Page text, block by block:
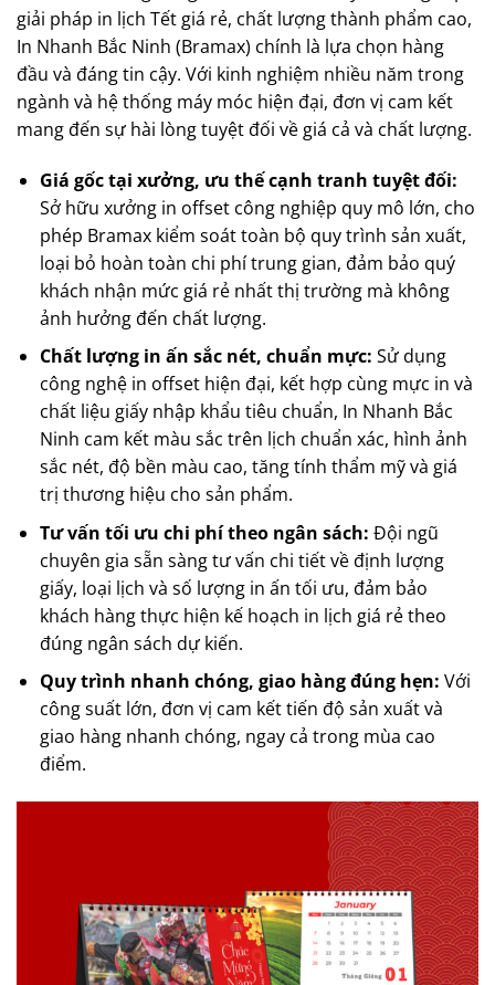
giải pháp in lịch Tết giá rẻ, chất lượng thành phẩm cao,
In Nhanh Bắc Ninh (Bramax) chính là lựa chọn hàng
đầu và đáng tin cậy. Với kinh nghiệm nhiều năm trong
ngành và hệ thống máy móc hiện đại, đơn vị cam kết
mang đến sự hài lòng tuyệt đối về giá cả và chất lượng.
Giá gốc tại xưởng, ưu thế cạnh tranh tuyệt đối:
Sở hữu xưởng in offset công nghiệp quy mô lớn, cho
phép Bramax kiểm soát toàn bộ quy trình sản xuất,
loại bỏ hoàn toàn chi phí trung gian, đảm bảo quý
khách nhận mức giá rẻ nhất thị trường mà không
ảnh hưởng đến chất lượng.
Chất lượng in ấn sắc nét, chuẩn mực: Sử dụng
công nghệ in offset hiện đại, kết hợp cùng mực in và
chất liệu giấy nhập khẩu tiêu chuẩn, In Nhanh Bắc
Ninh cam kết màu sắc trên lịch chuẩn xác, hình ảnh
sắc nét, độ bền màu cao, tăng tính thẩm mỹ và giá
trị thương hiệu cho sản phẩm.
Tư vấn tối ưu chi phí theo ngân sách: Đội ngũ
chuyên gia sẵn sàng tư vấn chi tiết về định lượng
giấy, loại lịch và số lượng in ấn tối ưu, đảm bảo
khách hàng thực hiện kế hoạch in lịch giá rẻ theo
đúng ngân sách dự kiến.
Quy trình nhanh chóng, giao hàng đúng hẹn: Với
công suất lớn, đơn vị cam kết tiến độ sản xuất và
giao hàng nhanh chóng, ngay cả trong mùa cao
điểm.